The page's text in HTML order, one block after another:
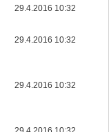
29.4.2016 10:32
29.4.2016 10:32
29.4.2016 10:32